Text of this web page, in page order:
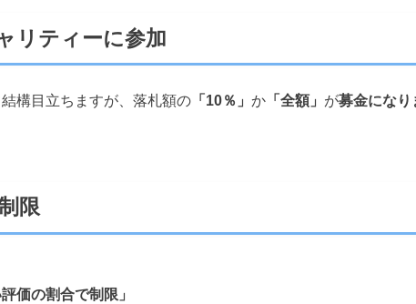
リティーに参加
構目立ちますが、落札額の 「10％」 か 「全額」 が募金になり
限
価の割合で制限」